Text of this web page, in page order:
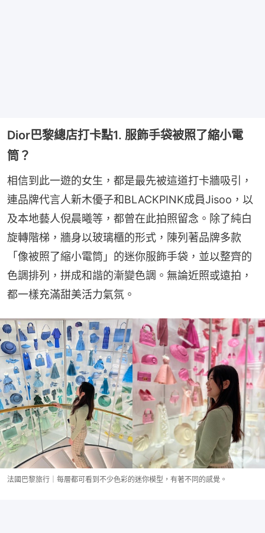
Dior巴黎總店打卡點1. 服飾手袋被照了縮小電
筒？
相信到此一遊的女生，都是最先被這道打卡牆吸引，
連品牌代言人新木優子和BLACKPINK成員Jisoo，以
及本地藝人倪晨曦等，都曾在此拍照留念。除了純白
旋轉階梯，牆身以玻璃櫃的形式，陳列著品牌多款
「像被照了縮小電筒」的迷你服飾手袋，並以整齊的
色調排列，拼成和諧的漸變色調。無論近照或遠拍，
都一樣充滿甜美活力氣氛。
法國巴黎旅行｜每層都可看到不少色彩的迷你模型，有著不同的感覺。